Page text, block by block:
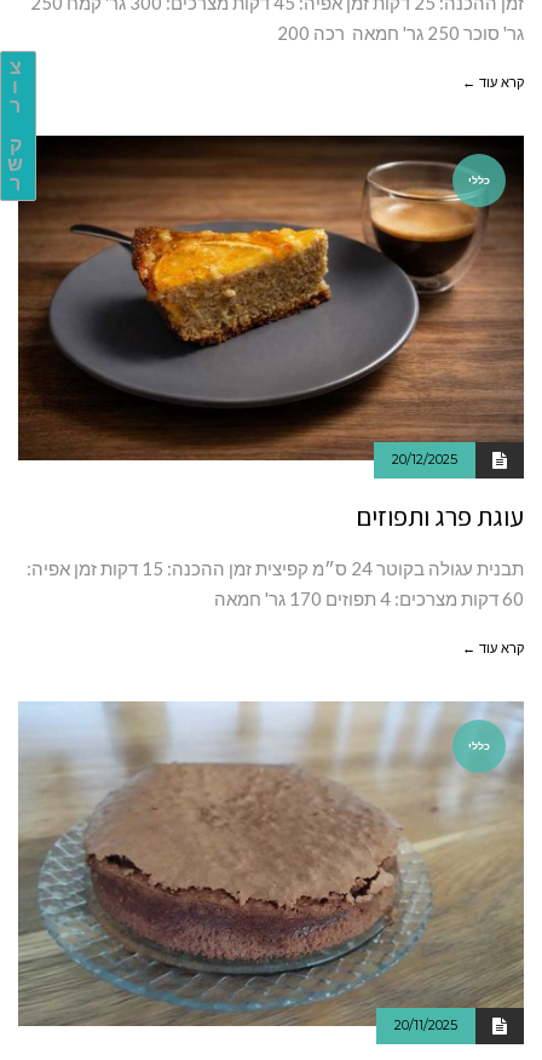
צ
ו
ר
ק
ש
ר
גר' סוכר 250 גר' חמאה רכה 200
קרא עוד ←
כללי
20/12/2025
עוגת פרג ותפוזים
תבנית עגולה בקוטר 24 ס״מ קפיצית זמן ההכנה: 15 דקות זמן אפיה:
60 דקות מצרכים: 4 תפוזים 170 גר' חמאה
קרא עוד ←
כללי
20/11/2025